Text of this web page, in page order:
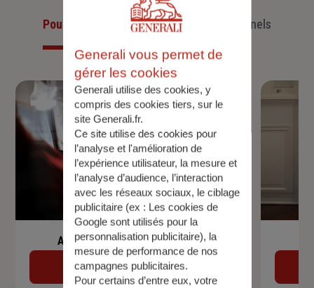
Pour les particuliersPour les professionnels
Assurance de prêt immobilier
Découvrir
Generali vous permet de
gérer les cookies
Generali utilise des cookies, y
compris des cookies tiers, sur le
site Generali.fr.
Ce site utilise des cookies pour
l’analyse et l'amélioration de
l’expérience utilisateur, la mesure et
l’analyse d’audience, l’interaction
avec les réseaux sociaux, le ciblage
publicitaire (ex : Les cookies de
Google sont utilisés pour la
personnalisation publicitaire), la
mesure de performance de nos
campagnes publicitaires.
Pour certains d’entre eux, votre